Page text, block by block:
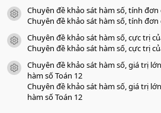
icon tài liệu
Chuyên đề khảo sát hàm số, tính đơn
Chuyên đề khảo sát hàm số, tính đơn
icon tài liệu
Chuyên đề khảo sát hàm số, cực trị
Chuyên đề khảo sát hàm số, cực trị
icon tài liệu
Chuyên đề khảo sát hàm số, giá trị
hàm số Toán 12
Chuyên đề khảo sát hàm số, giá trị
hàm số Toán 12